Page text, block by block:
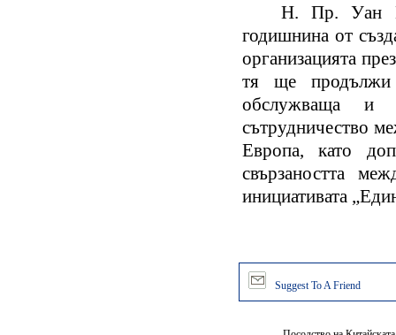
Н. Пр. Уан Мин
годишнина от
организацията
тя ще продължи
обслужваща и
сътрудничество
Европа, като
свързаността
инициативата
Suggest To A Friend